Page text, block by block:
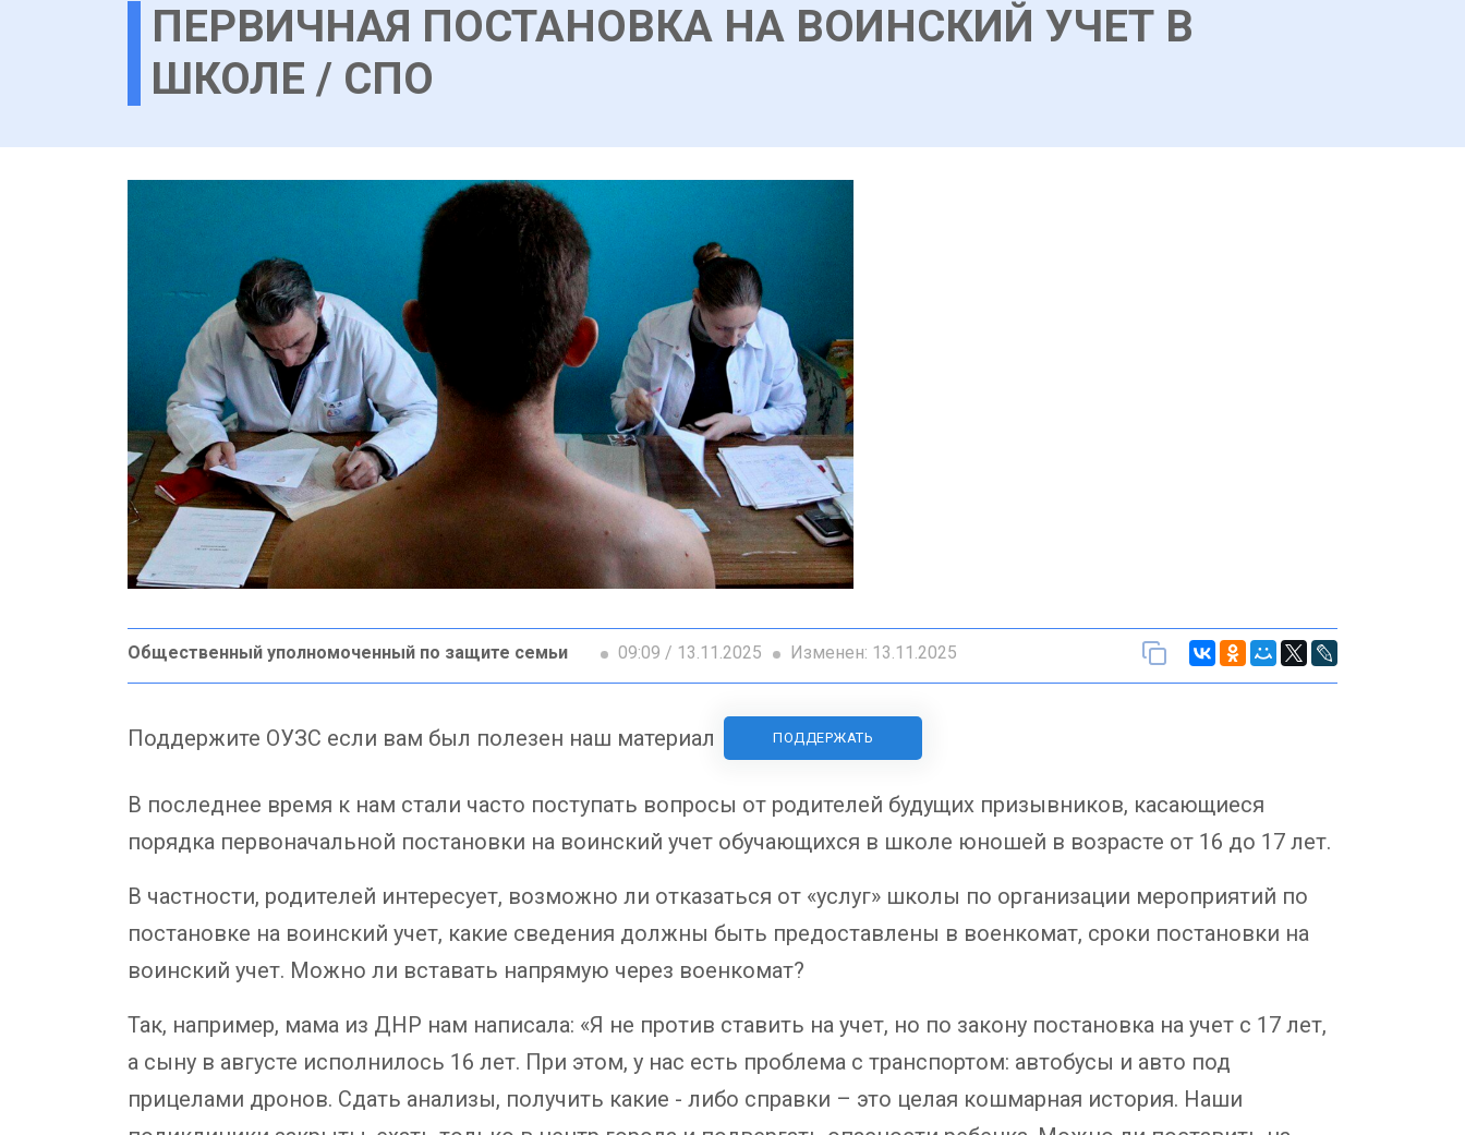
ПЕРВИЧНАЯ ПОСТАНОВКА НА ВОИНСКИЙ УЧЕТ В
ШКОЛЕ / СПО
Общественный уполномоченный по защите семьи 09:09 / 13.11.2025 Изменен: 13.11.2025
Поддержите ОУЗС если вам был полезен наш материал ПОДДЕРЖАТЬ
В последнее время к нам стали часто поступать вопросы от родителей будущих призывников, касающиеся
порядка первоначальной постановки на воинский учет обучающихся в школе юношей в возрасте от 16 до 17 лет.
В частности, родителей интересует, возможно ли отказаться от «услуг» школы по организации мероприятий по
постановке на воинский учет, какие сведения должны быть предоставлены в военкомат, сроки постановки на
воинский учет. Можно ли вставать напрямую через военкомат?
Так, например, мама из ДНР нам написала: «Я не против ставить на учет, но по закону постановка на учет с 17 лет,
а сыну в августе исполнилось 16 лет. При этом, у нас есть проблема с транспортом: автобусы и авто под
прицелами дронов. Сдать анализы, получить какие - либо справки – это целая кошмарная история. Наши